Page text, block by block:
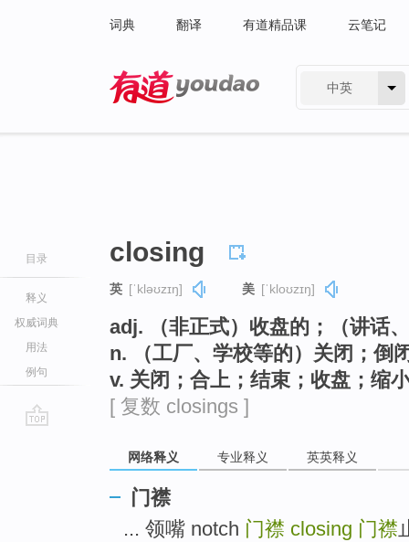
词典 翻译 有道精品课 云笔记
中英
目录
释义
权威词典
用法
例句
closing
英 [ˈkləʊzɪŋ] 美 [ˈkloʊzɪŋ]
adj. （非正式）收盘的；（讲话
n. （工厂、学校等的）关闭；倒
v. 关闭；合上；结束；收盘；缩
[ 复数 closings ]
网络释义 专业释义 英英释义
门襟
... 领嘴 notch 门襟 closing 门襟